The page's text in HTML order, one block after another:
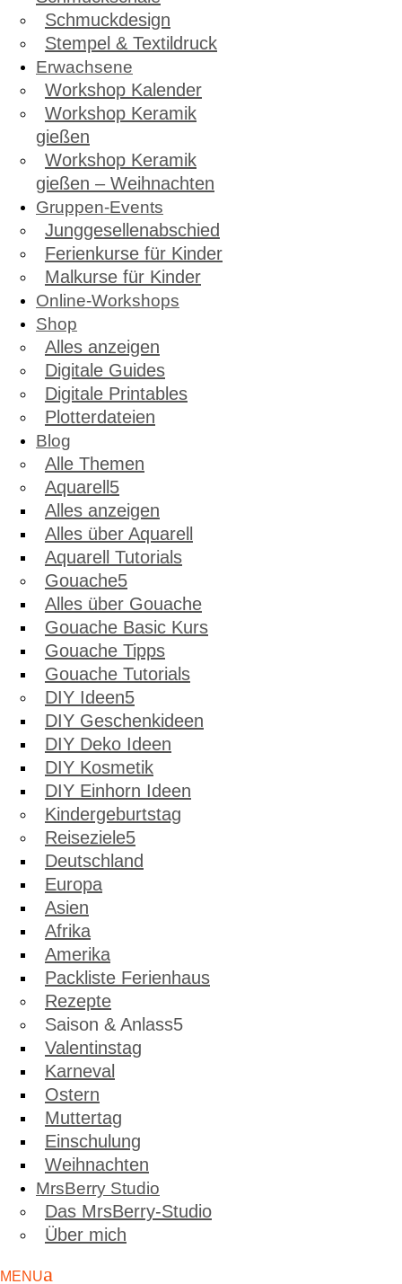
Schmuckdesign
Stempel & Textildruck
Erwachsene
Workshop Kalender
Workshop Keramik
gießen
Workshop Keramik
gießen – Weihnachten
Gruppen-Events
Junggesellenabschied
Ferienkurse für Kinder
Malkurse für Kinder
Online-Workshops
Shop
Alles anzeigen
Digitale Guides
Digitale Printables
Plotterdateien
Blog
Alle Themen
Aquarell
Alles anzeigen
Alles über Aquarell
Aquarell Tutorials
Gouache
Alles über Gouache
Gouache Basic Kurs
Gouache Tipps
Gouache Tutorials
DIY Ideen
DIY Geschenkideen
DIY Deko Ideen
DIY Kosmetik
DIY Einhorn Ideen
Kindergeburtstag
Reiseziele
Deutschland
Europa
Asien
Afrika
Amerika
Packliste Ferienhaus
Rezepte
Saison & Anlass
Valentinstag
Karneval
Ostern
Muttertag
Einschulung
Weihnachten
MrsBerry Studio
Das MrsBerry-Studio
Über mich